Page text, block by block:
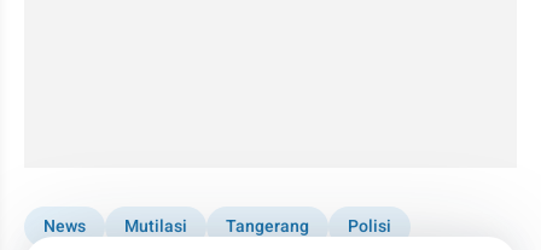
News Mutilasi Tangerang Polisi